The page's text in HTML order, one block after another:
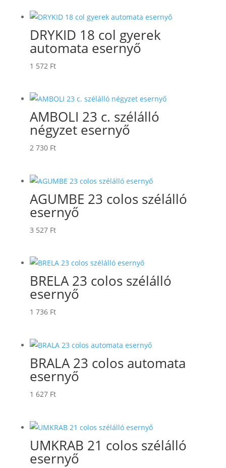
DRYKID 18 col gyerek
automata esernyő
1 572 Ft
AMBOLI 23 c. szélálló
négyzet esernyő
2 730 Ft
AGUMBE 23 colos szélálló
esernyő
3 527 Ft
BRELA 23 colos szélálló
esernyő
1 736 Ft
BRALA 23 colos automata
esernyő
1 627 Ft
UMKRAB 21 colos szélálló
esernyő